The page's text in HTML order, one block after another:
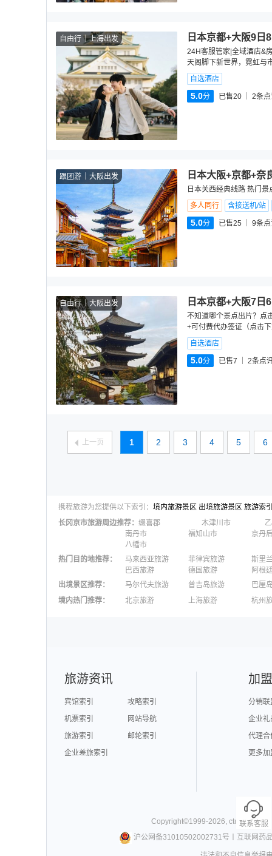
自由行 上海出发 日本京都+大阪9日
24H客服管家|全域酒店&
天阁脚下新世界，霓虹与
自选酒店
5.0分 已售20 2条
跟团游 大阪出发 日本大阪+京都+奈
日本关西经典线路 热门
多人同行
含接送机/站
5.0分 已售25 9条
自由行 大阪出发 日本京都+大阪7日
不知道哪个景点出片？点
+可付费代办签证（点击
自选酒店
5.0分 已售7 2条点
上一页 1 2 3 4 5 6
携程旅游为您提供以下索引： 境内旅游景区 出境旅游景区 旅游索
长冈京市旅游周边推荐： 缀喜郡 木津川市
南丹市
福知山市
京丹
八幡市
热门目的地推荐： 马来西亚旅游 菲律宾旅游
斯里
巴西旅游
德国旅游
阿根
出境景区推荐： 马尔代夫旅游 普吉岛旅游
巴厘
澳大利亚旅游
毛里求斯旅游
苏梅
境内热门推荐： 北京旅游 上海旅游
杭州
联系客服
旅游资讯
宾馆索引
攻略索引
机票索引
网站导航
旅游索引
邮轮索引
企业差旅索引
加
分销联
企业礼
代理合
更多
Copyright©1999-2026, ctrip.com.
沪公网备31010502002731号
互联网药